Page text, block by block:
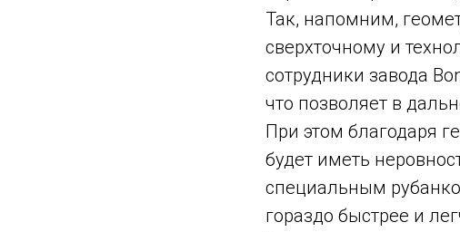
Так, напомним,
сверхточному и
сотрудники завода
что позволяет в
При этом благодаря
будет иметь
специальным
гораздо быстрее и